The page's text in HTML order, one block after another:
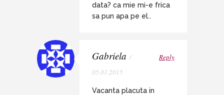
data? ca mie mi-e frica
sa pun apa pe el..
Gabriela /
05.01.2015
Reply
Vacanta placuta in